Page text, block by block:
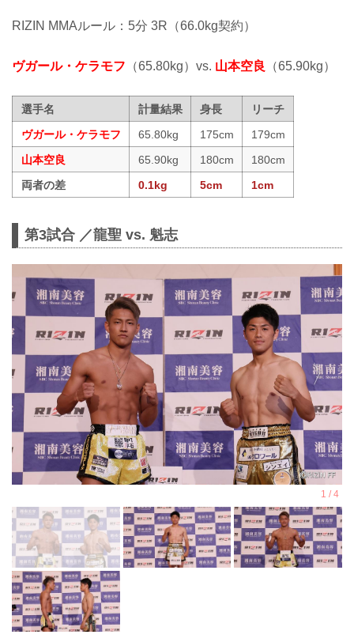
RIZIN MMAルール：5分 3R（66.0kg契約）
ヴガール・ケラモフ （65.80kg）vs. 山本空良 （65.90kg）
選手名 計量結果 身長
リーチ
ヴガール・ケラモフ
65.80kg 175cm
179cm
山本空良
65.90kg 180cm
180cm
両者の差
0.1kg 5cm 1cm
第3試合 ／龍聖 vs. 魁志